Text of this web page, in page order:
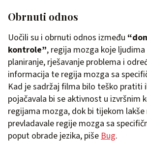
Obrnuti odnos
Uočili su i obrnuti odnos između
kontrole”, regija mozga koje
planiranje, rješavanje problema i
informacija te regija mozga sa
Kad je sadržaj filma bilo teško pratiti
pojačavala bi se aktivnost u izvršnim
regijama mozga, dok bi tijekom lakše
prevladavale regije mozga sa
poput obrade jezika, pišeBug.